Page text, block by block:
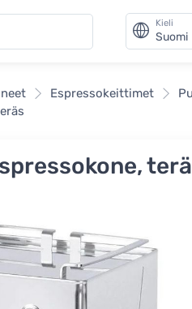
Kieli
Suomi
Espressokeittimet